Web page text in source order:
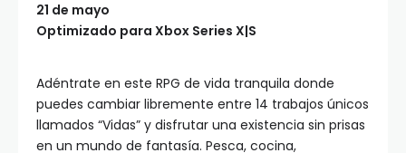
21 de mayo
Optimizado para Xbox Series X|S
Adéntrate en este RPG de vida tranquila donde
puedes cambiar libremente entre 14 trabajos únicos
llamados “Vidas” y disfrutar una existencia sin prisas
en un mundo de fantasía. Pesca, cocina,